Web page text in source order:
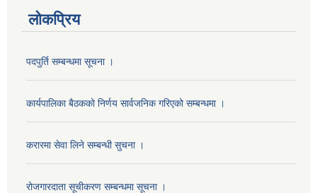
लोकप्रिय
पदपुर्ति सम्बन्धमा सूचना ।
कार्यपालिका बैठकको निर्णय सार्वजनिक गरिएको सम्बन्धमा ।
करारमा सेवा लिने सम्बन्धी सुचना ।
रोजगारदाता सूचीकरण सम्बन्धमा सूचना ।